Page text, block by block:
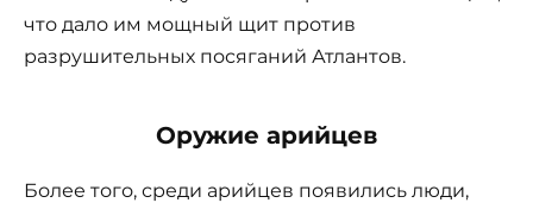
что дало им мощный щит против
разрушительных посяганий Атлантов.
Оружие арийцев
Более того, среди арийцев появились люди,